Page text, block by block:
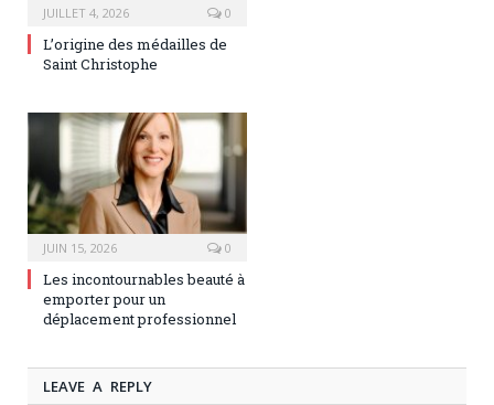
JUILLET 4, 2026 0
L’origine des médailles de
Saint Christophe
JUIN 15, 2026 0
Les incontournables beauté à
emporter pour un
déplacement professionnel
LEAVE A REPLY